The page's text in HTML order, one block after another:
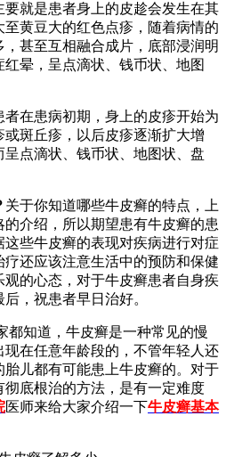
就是患者身上的皮趁会发生在其
黄豆大的红色点疹，随着病情的
甚至互相融合成片，底部浸润明
晕，呈点滴状、钱币状、地图
在患病初期，身上的皮疹开始为
斑丘疹，以后皮疹逐渐扩大增
点滴状、钱币状、地图状、盘
关于你知道哪些牛皮癣的特点，上
介绍，所以期望患有牛皮癣的患
些牛皮癣的表现对疾病进行对症
还应该注意生活中的预防和保健
的心态，对于牛皮癣患者自身疾
，祝患者早日治好。
都知道，牛皮癣是一种常见的慢
在任意年龄段的，不管年轻人还
儿都有可能患上牛皮癣的。对于
底根治的方法，是有一定难度
医师来给大家介绍一下牛皮癣基本